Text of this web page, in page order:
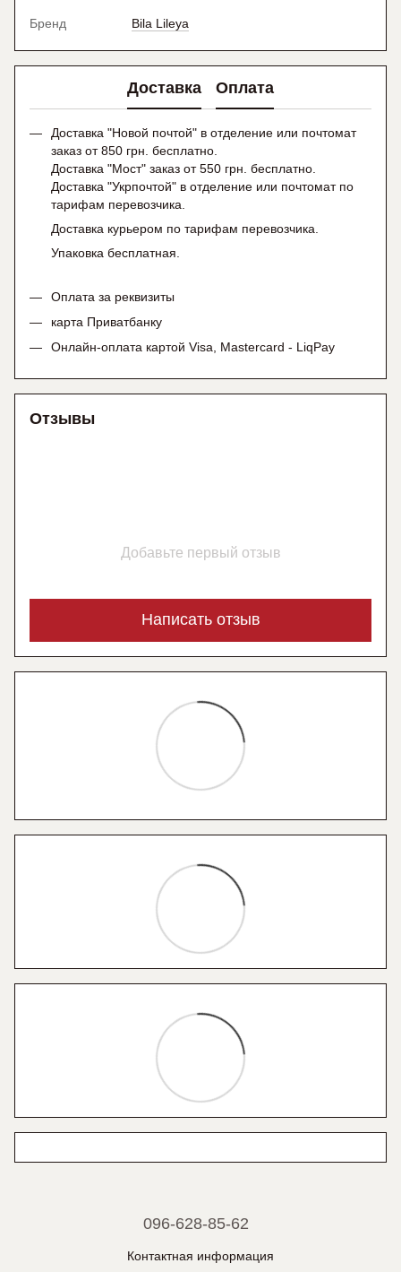
Бренд Bila Lileya
Доставка Оплата
Доставка "Новой почтой" в отделение или почтомат
заказ от 850 грн. бесплатно.
Доставка "Мост" заказ от 550 грн. бесплатно.
Доставка "Укрпочтой" в отделение или почтомат по
тарифам перевозчика.
Доставка курьером по тарифам перевозчика.
Упаковка бесплатная.
Оплата за реквизиты
карта Приватбанку
Онлайн-оплата картой Visa, Mastercard - LiqPay
Отзывы
Добавьте первый отзыв
Написать отзыв
096-628-85-62
Контактная информация